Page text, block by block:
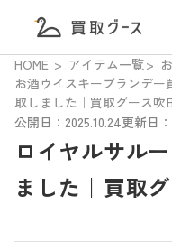
HOME アイテム一覧
お酒ウイスキーブランデー
取しました｜買取グース吹
公開日：2025.10.24更新日
ロイヤルサル
ました｜買取